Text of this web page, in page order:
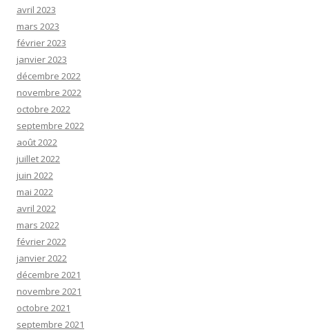
avril 2023
mars 2023
février 2023
janvier 2023
décembre 2022
novembre 2022
octobre 2022
septembre 2022
août 2022
juillet 2022
juin 2022
mai 2022
avril 2022
mars 2022
février 2022
janvier 2022
décembre 2021
novembre 2021
octobre 2021
septembre 2021